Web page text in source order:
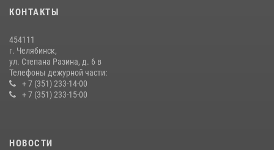
08 июля 2026, 12:05
КОНТАКТЫ
454111
г. Челябинск,
ул. Степана Разина, д. 6 в
Телефоны дежурной части:
+ 7 (351) 233-14-00
+ 7 (351) 233-15-00
НОВОСТИ